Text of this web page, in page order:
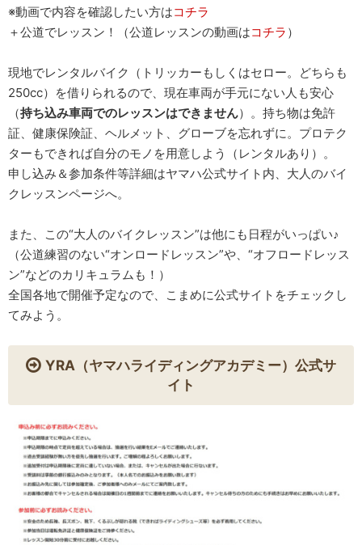
※動画で内容を確認したい方はコチラ
＋公道でレッスン！（公道レッスンの動画はコチラ ）
現地でレンタルバイク（トリッカーもしくはセロー。どちらも
250cc）を借りられるので、現在車両が手元にない人も安心
（持ち込み車両でのレッスンはできません）。持ち物は免許
証、健康保険証、ヘルメット、グローブを忘れずに。プロテク
ターもできれば自分のモノを用意しよう（レンタルあり）。
申し込み＆参加条件等詳細はヤマハ公式サイト内、大人のバイ
クレッスンページへ。
また、この“大人のバイクレッスン”は他にも日程がいっぱい♪
（公道練習のない“オンロードレッスン”や、“オフロードレッス
ン”などのカリキュラムも！）
全国各地で開催予定なので、こまめに公式サイトをチェックし
てみよう。
YRA（ヤマハライディングアカデミー）公式サ
イト